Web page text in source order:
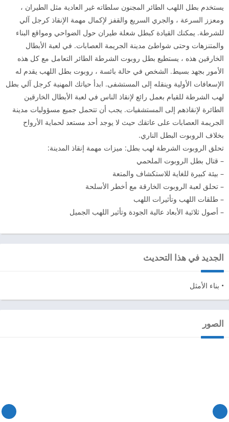
يستخدم بطل اللهب الطائر المجنون سلطاته غير العادية مثل الطيران ،
ومعزز السرعة ، والجري السريع والقفز لإكمال مهمة الإنقاذ كرجل آلي
للشرطة. يمكنك القيادة كبطل شعلة طيران حول الضواحي ومواقع البناء
والمتنزهات وحتى شواطئ مدينة الجريمة العصابات. في لعبة الأبطال
الخارقين هذه ، يستطيع بطل روبوت الشرطة الطائر التعامل مع كل هذه
الأمور بجهد بسيط. الشخص في حالة بائسة ، روبوت بطل اللهب يقدم له
الإسعافات الأولية وينقله إلى المستشفى. ابدأ حياتك المهنية كرجل آلي بطل
لهب الشرطة للقيام بعمل رائع لإنقاذ الناس في لعبة الأبطال الخارقين
الطائرة لإنقاذهم إلى المستشفيات. يجب أن تتحمل جميع مسؤوليات مدينة
الجريمة العصابات على عاتقك حيث لا يوجد أحد مستعد لحماية الأرواح
بخلاف الروبوت البطل الناري.
تحلق الروبوت الشرطة لهب بطل: ميزات مهمة إنقاذ المدينة:
– قتال بطل الروبوت الملحمي
– بيئة كبيرة للغاية للاستكشاف والمتعة
– تحلق لعبة الروبوت الخارقة مع أخطر الأسلحة
– طلقات اللهب وتأثيرات اللهب
– أصول ثلاثية الأبعاد عالية الجودة وتأثير اللهب الجميل
الجديد في هذا التحديث
• بناء الأمثل
الصور